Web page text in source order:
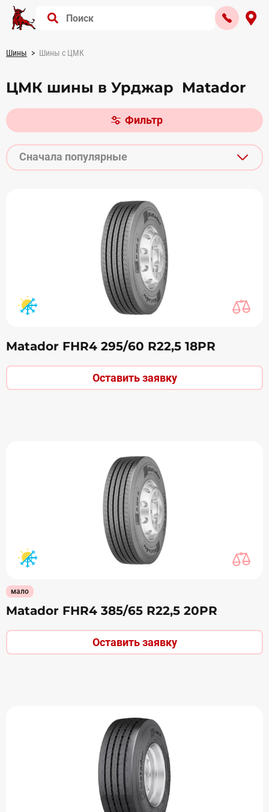
Шины Шины с ЦМК
ЦМК шины в Урджар Matador
Фильтр
Сначала популярные
Matador FHR4 295/60 R22,5 18PR
Оставить заявку
мало
Matador FHR4 385/65 R22,5 20PR
Оставить заявку